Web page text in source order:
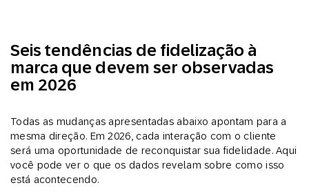
Seis tendências de fidelização à
marca que devem ser observadas
em 2026
Todas as mudanças apresentadas abaixo apontam para a
mesma direção. Em 2026, cada interação com o cliente
será uma oportunidade de reconquistar sua fidelidade. Aqui
você pode ver o que os dados revelam sobre como isso
está acontecendo.